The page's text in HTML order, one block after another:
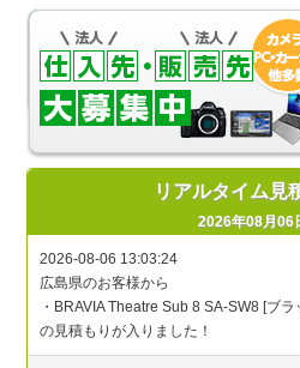
リアルタイム見
2026年08月06